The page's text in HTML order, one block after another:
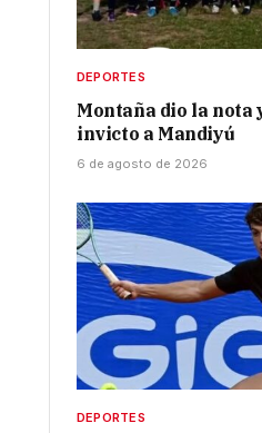
DEPORTES
Montaña dio la nota
invicto a Mandiyú
6 de agosto de 2026
DEPORTES